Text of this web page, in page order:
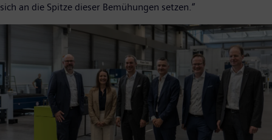
sich an die Spitze dieser Bemühungen setzen.“